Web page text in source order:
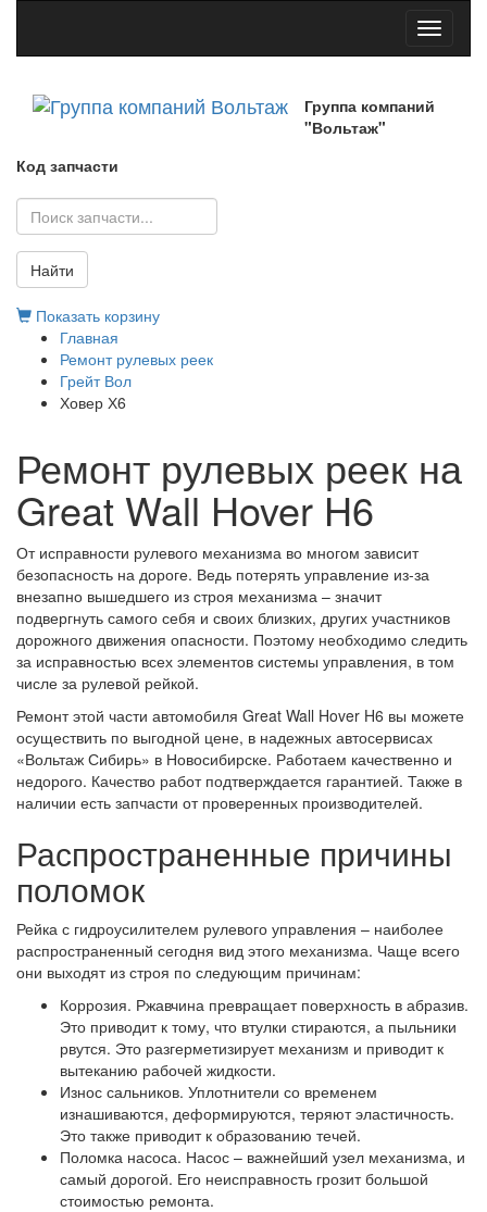
Toggle
Группа компаний
"Вольтаж"
Код запчасти
Найти
Показать корзину
Главная
Ремонт рулевых реек
Грейт Вол
Ховер Х6
Ремонт рулевых реек на
Great Wall Hover H6
От исправности рулевого механизма во многом зависит
безопасность на дороге. Ведь потерять управление из-за
внезапно вышедшего из строя механизма – значит
подвергнуть самого себя и своих близких, других участников
дорожного движения опасности. Поэтому необходимо следить
за исправностью всех элементов системы управления, в том
числе за рулевой рейкой.
Ремонт этой части автомобиля Great Wall Hover H6 вы можете
осуществить по выгодной цене, в надежных автосервисах
«Вольтаж Сибирь» в Новосибирске. Работаем качественно и
недорого. Качество работ подтверждается гарантией. Также в
наличии есть запчасти от проверенных производителей.
Распространенные причины
поломок
Рейка с гидроусилителем рулевого управления – наиболее
распространенный сегодня вид этого механизма. Чаще всего
они выходят из строя по следующим причинам:
Коррозия. Ржавчина превращает поверхность в абразив.
Это приводит к тому, что втулки стираются, а пыльники
рвутся. Это разгерметизирует механизм и приводит к
вытеканию рабочей жидкости.
Износ сальников. Уплотнители со временем
изнашиваются, деформируются, теряют эластичность.
Это также приводит к образованию течей.
Поломка насоса. Насос – важнейший узел механизма, и
самый дорогой. Его неисправность грозит большой
стоимостью ремонта.